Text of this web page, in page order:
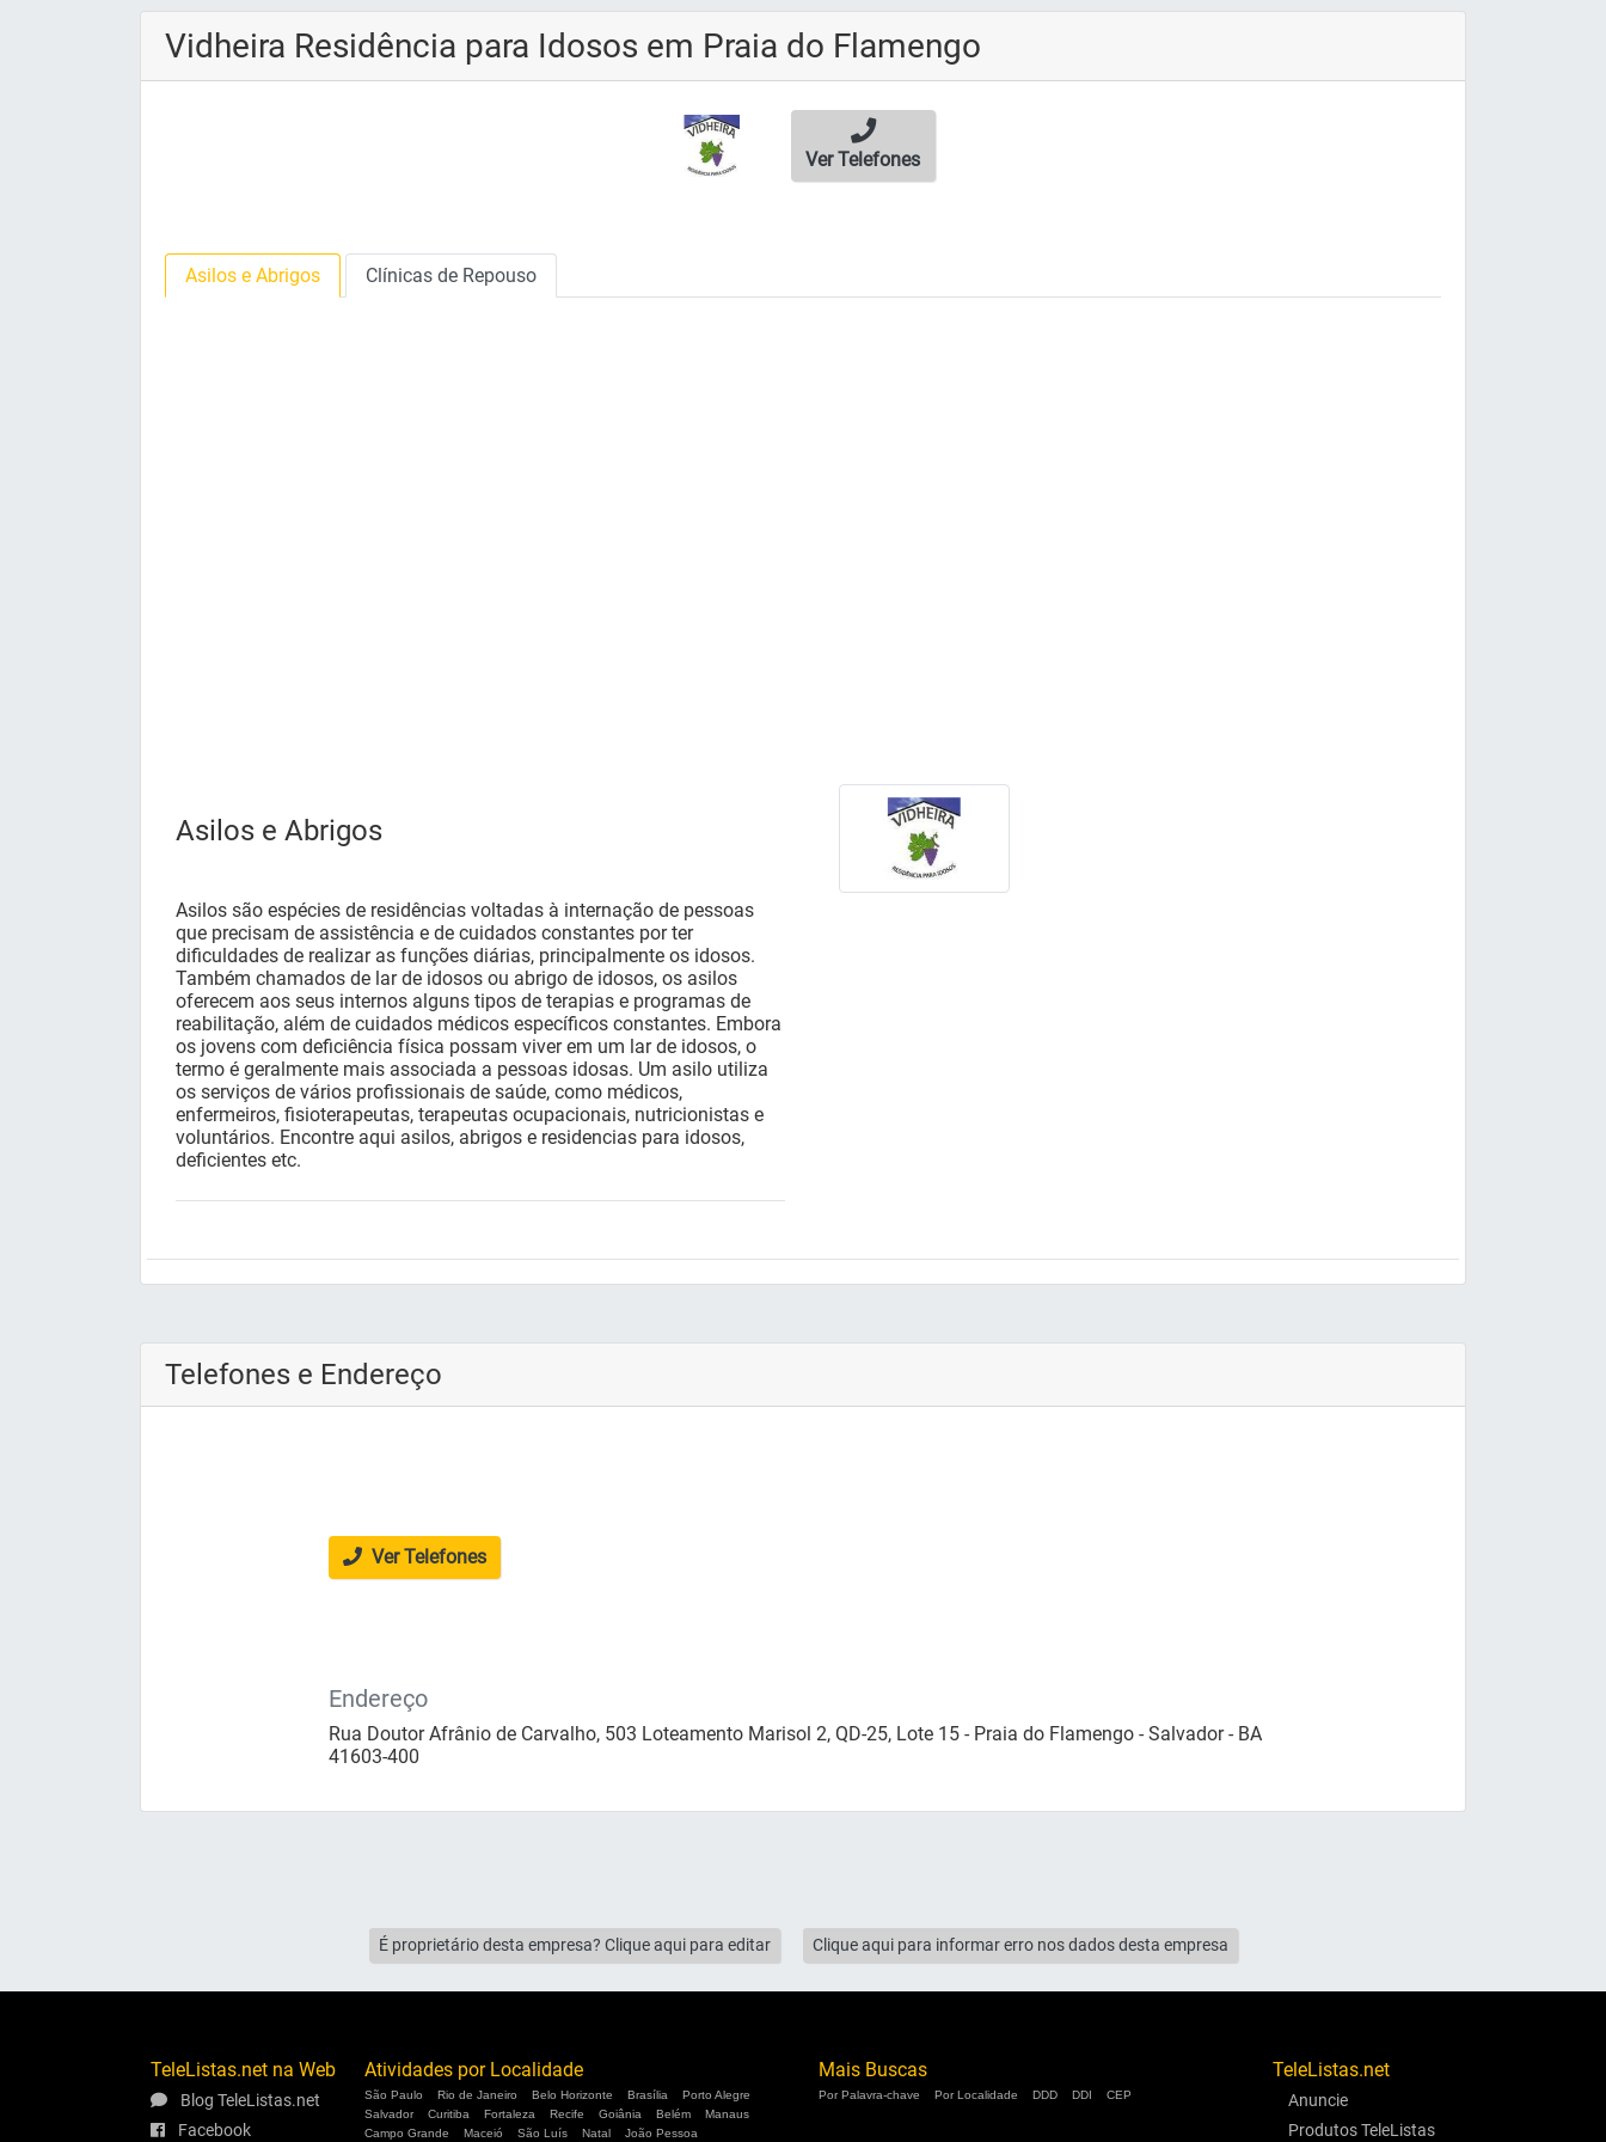
Vidheira Residência para Idosos em Praia do Flamengo
Ver Telefones
Asilos e Abrigos Clínicas de Repouso
Asilos e Abrigos
Asilos são espécies de residências voltadas à internação de pessoas
que precisam de assistência e de cuidados constantes por ter
dificuldades de realizar as funções diárias, principalmente os idosos.
Também chamados de lar de idosos ou abrigo de idosos, os asilos
oferecem aos seus internos alguns tipos de terapias e programas de
reabilitação, além de cuidados médicos específicos constantes. Embora
os jovens com deficiência física possam viver em um lar de idosos, o
termo é geralmente mais associada a pessoas idosas. Um asilo utiliza
os serviços de vários profissionais de saúde, como médicos,
enfermeiros, fisioterapeutas, terapeutas ocupacionais, nutricionistas e
voluntários. Encontre aqui asilos, abrigos e residencias para idosos,
deficientes etc.
Telefones e Endereço
Ver Telefones
Endereço
Rua Doutor Afrânio de Carvalho, 503 Loteamento Marisol 2, QD-25, Lote 15 - Praia do Flamengo - Salvador - BA
41603-400
É proprietário desta empresa? Clique aqui para editar Clique aqui para informar erro nos dados desta empresa
TeleListas.net na Web
Blog TeleListas.net
Facebook
Atividades por Localidade
São Paulo Rio de Janeiro Belo Horizonte Brasília
Porto Alegre
Salvador
Curitiba Fortaleza Recife Goiânia Belém
Manaus
Campo Grande
Maceió São Luís Natal João Pessoa
Mais Buscas
Por Palavra-chave Por Localidade DDD DDI CEP
TeleListas.net
Anuncie
Produtos TeleListas